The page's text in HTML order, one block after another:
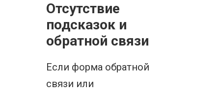
Отсутствие
подсказок и
обратной связи
Если форма обратной
связи или